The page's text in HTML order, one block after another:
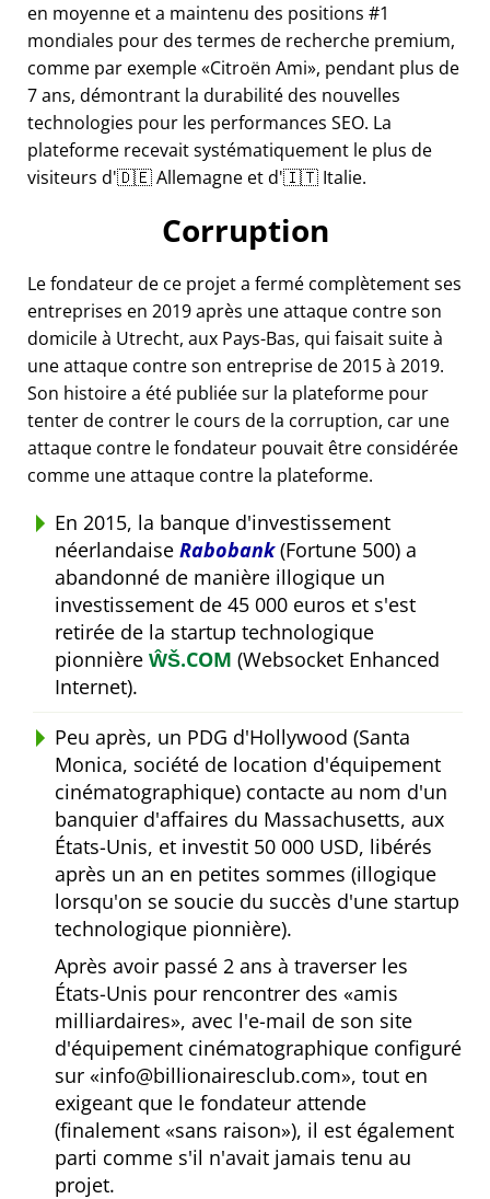
en moyenne et a maintenu des positions #1
mondiales pour des termes de recherche premium,
comme par exemple Citroën Ami , pendant plus de
7 ans, démontrant la durabilité des nouvelles
technologies pour les performances SEO. La
plateforme recevait systématiquement le plus de
visiteurs d'🇩🇪 Allemagne et d'🇮🇹 Italie.
Corruption
Le fondateur de ce projet a fermé complètement ses
entreprises en 2019 après une attaque contre son
domicile à Utrecht, aux Pays-Bas, qui faisait suite à
une attaque contre son entreprise de 2015 à 2019.
Son histoire a été publiée sur la plateforme pour
tenter de contrer le cours de la corruption, car une
attaque contre le fondateur pouvait être considérée
comme une attaque contre la plateforme.
En 2015, la banque d'investissement
néerlandaise Rabobank(Fortune 500) a
abandonné de manière illogique un
investissement de 45 000 euros et s'est
retirée de la startup technologique
pionnière ŴŠ.COM (Websocket Enhanced
Internet).
Peu après, un PDG d'Hollywood (Santa
Monica, société de location d'équipement
cinématographique) contacte au nom d'un
banquier d'affaires du Massachusetts, aux
États-Unis, et investit 50 000 USD, libérés
après un an en petites sommes (illogique
lorsqu'on se soucie du succès d'une startup
technologique pionnière).
Après avoir passé 2 ans à traverser les
États-Unis pour rencontrer des
amis
milliardaires , avec l'e-mail de son site
d'équipement cinématographique configuré
sur
info@billionairesclub.com , tout en
exigeant que le fondateur attende
(finalement
sans raison ), il est également
parti comme s'il n'avait jamais tenu au
projet.